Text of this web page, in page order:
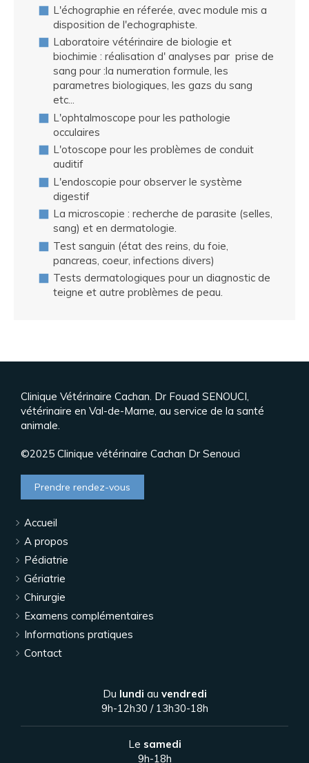
L'échographie en réferée, avec module mis a
disposition de l'echographiste.
Laboratoire vétérinaire de biologie et
biochimie : réalisation d' analyses par prise de
sang pour :la numeration formule, les
parametres biologiques, les gazs du sang
etc...
L'ophtalmoscope pour les pathologie
occulaires
L'otoscope pour les problèmes de conduit
auditif
L'endoscopie pour observer le système
digestif
La microscopie : recherche de parasite (selles,
sang) et en dermatologie.
Test sanguin (état des reins, du foie,
pancreas, coeur, infections divers)
Tests dermatologiques pour un diagnostic de
teigne et autre problèmes de peau.
Clinique Vétérinaire Cachan. Dr Fouad SENOUCI,
vétérinaire en Val-de-Marne, au service de la santé
animale.
©2025 Clinique vétérinaire Cachan Dr Senouci
Prendre rendez-vous
Accueil
A propos
Pédiatrie
Gériatrie
Chirurgie
Examens complémentaires
Informations pratiques
Contact
Du lundi au vendredi
9h-12h30 / 13h30-18h
Le samedi
9h-18h